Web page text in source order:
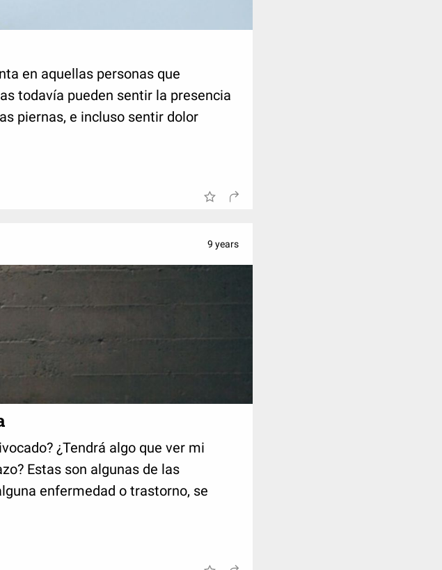
en aquellas personas que
todavía pueden sentir la presencia
piernas, e incluso sentir dolor
9 years
¿Tendrá algo que ver mi
Estas son algunas de las
enfermedad o trastorno, se